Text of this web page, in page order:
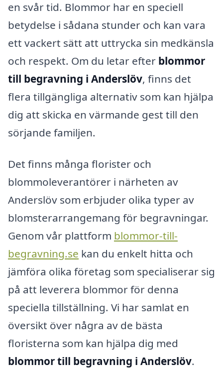
en svår tid. Blommor har en speciell
betydelse i sådana stunder och kan vara
ett vackert sätt att uttrycka sin medkänsla
och respekt. Om du letar efter blommor
till begravning i Anderslöv, finns det
flera tillgängliga alternativ som kan hjälpa
dig att skicka en värmande gest till den
sörjande familjen.
Det finns många florister och
blommoleverantörer i närheten av
Anderslöv som erbjuder olika typer av
blomsterarrangemang för begravningar.
Genom vår plattform blommor-till-
begravning.se kan du enkelt hitta och
jämföra olika företag som specialiserar sig
på att leverera blommor för denna
speciella tillställning. Vi har samlat en
översikt över några av de bästa
floristerna som kan hjälpa dig med
blommor till begravning i Anderslöv.